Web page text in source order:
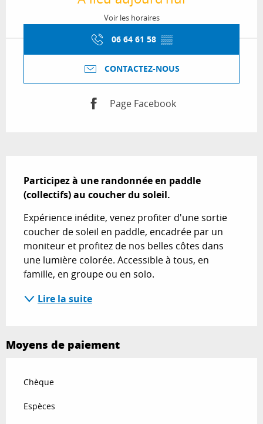
Voir les horaires
06 64 61 58 ▒▒
CONTACTEZ-NOUS
Page Facebook
Participez à une randonnée en paddle
(collectifs) au coucher du soleil.
Expérience inédite, venez profiter d'une sortie
coucher de soleil en paddle, encadrée par un
moniteur et profitez de nos belles côtes dans
une lumière colorée. Accessible à tous, en
famille, en groupe ou en solo.
Lire la suite
Moyens de paiement
Chèque
Espèces